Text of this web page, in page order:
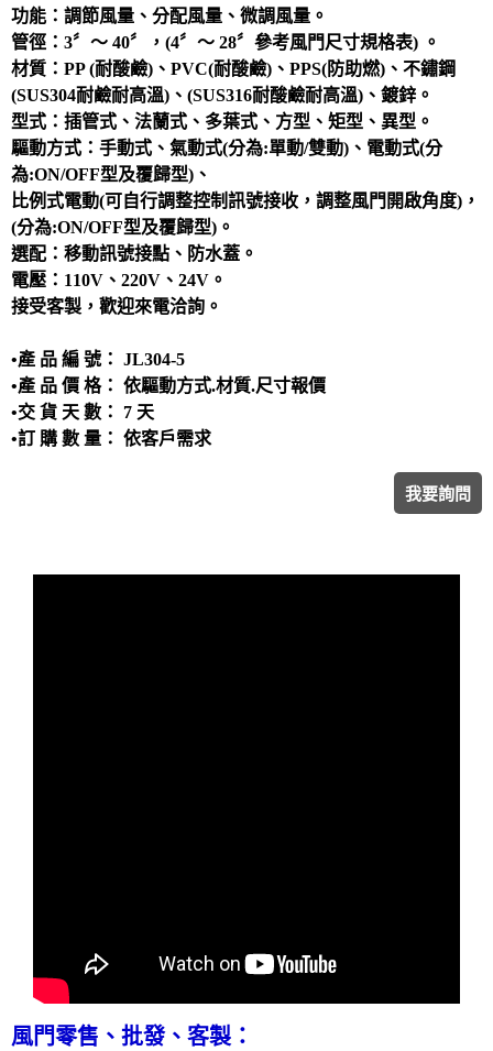
廢氣處理
抽風排氣設備工程
洗滌塔
管路配置工程
攪拌槽
耐酸鹼、防腐蝕設備、槽體、製品結構工程
功能：調節風量、分配風量、微調風量。
管徑：3〞～ 40〞，(4〞～ 28〞參考風門尺寸規格表) 。
材質：PP (耐酸鹼)、PVC(耐酸鹼)、PPS(防助燃)、不鏽鋼
(SUS304耐鹼耐高溫)、(SUS316耐酸鹼耐高溫)、鍍鋅。
型式：插管式、法蘭式、多葉式、方型、矩型、異型。
驅動方式：手動式、氣動式(分為:單動/雙動)、電動式(分
為:ON/OFF型及覆歸型)、
比例式電動(可自行調整控制訊號接收，調整風門開啟角度)，
(分為:ON/OFF型及覆歸型)。
選配：移動訊號接點、防水蓋。
電壓：110V、220V、24V。
接受客製，歡迎來電洽詢。
•產 品 編 號： JL304-5
•產 品 價 格： 依驅動方式.材質.尺寸報價
•交 貨 天 數： 7 天
•訂 購 數 量： 依客戶需求
我要詢問
風門零售、批發、客製：